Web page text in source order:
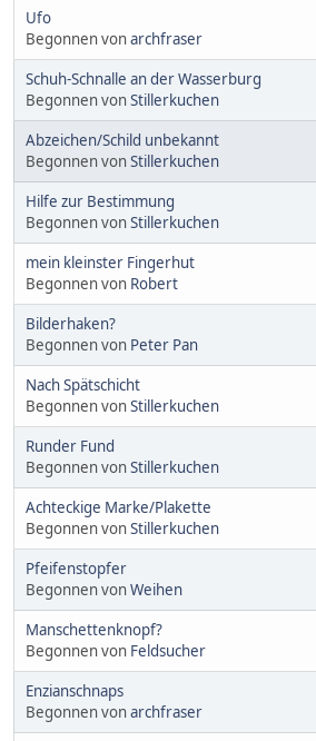
Ufo
Begonnen vonarchfraser
Schuh-Schnalle an der Wasserburg
Begonnen vonStillerkuchen
Abzeichen/Schild unbekannt
Begonnen vonStillerkuchen
Hilfe zur Bestimmung
Begonnen vonStillerkuchen
mein kleinster Fingerhut
Begonnen von Robert
Bilderhaken?
Begonnen von Peter Pan
Nach Spätschicht
Begonnen vonStillerkuchen
Runder Fund
Begonnen vonStillerkuchen
Achteckige Marke/Plakette
Begonnen vonStillerkuchen
Pfeifenstopfer
Begonnen vonWeihen
Manschettenknopf?
Begonnen von Feldsucher
Enzianschnaps
Begonnen vonarchfraser